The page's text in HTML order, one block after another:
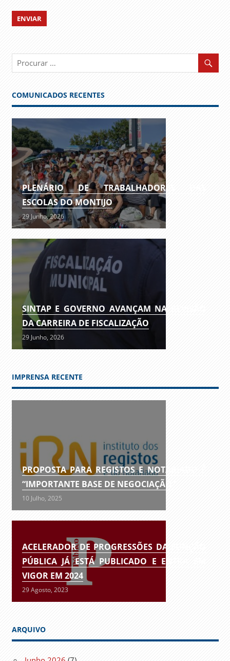
COMUNICADOS RECENTES
PLENÁRIO DE TRABALHADORES DAS
ESCOLAS DO MONTIJO
29 Junho, 2026
SINTAP E GOVERNO AVANÇAM NA REVISÃO
DA CARREIRA DE FISCALIZAÇÃO
29 Junho, 2026
IMPRENSA RECENTE
PROPOSTA PARA REGISTOS E NOTARIADO É
“IMPORTANTE BASE DE NEGOCIAÇÃO”
10 Julho, 2025
ACELERADOR DE PROGRESSÕES DA FUNÇÃO
PÚBLICA JÁ ESTÁ PUBLICADO E ENTRA EM
VIGOR EM 2024
29 Agosto, 2023
ARQUIVO